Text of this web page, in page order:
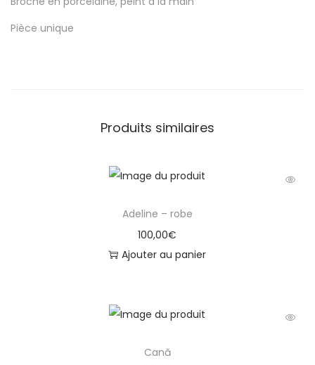
Pièce unique
Produits similaires
Adeline – robe
100,00€
Ajouter au panier
Cană